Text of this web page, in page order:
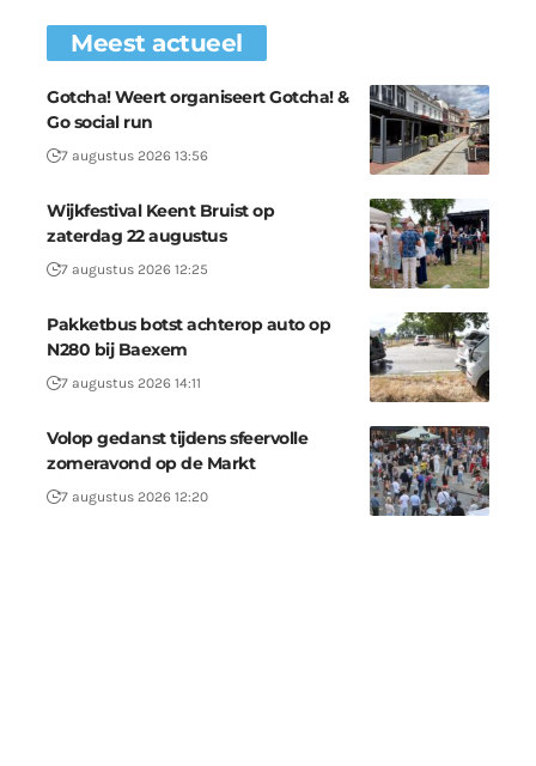
Meest actueel
Gotcha! Weert organiseert Gotcha! &
Go social run
7 augustus 2026 13:56
Wijkfestival Keent Bruist op
zaterdag 22 augustus
7 augustus 2026 12:25
Pakketbus botst achterop auto op
N280 bij Baexem
7 augustus 2026 14:11
Volop gedanst tijdens sfeervolle
zomeravond op de Markt
7 augustus 2026 12:20